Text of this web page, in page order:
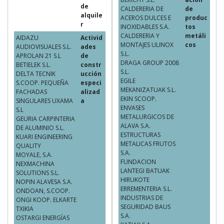
de
alquile
r
AIDAZU
AUDIOVISUALES S.L.
APROLAN 21 S.L
BETIELEK S.L.
DELTA TECNIK
S.COOP. PEQUEÑA
FACHADAS
SINGULARES UXAMA
S.L
GEURIA CARPINTERIA
DE ALUMINIO S.L.
KUARI ENGINEERING
QUALITY
MOYALE, S.A.
NEXMACHINA
SOLUTIONS S.L.
NOPIN ALAVESA S.A.
ONDOAN, S.COOP.
ONGI KOOP. ELKARTE
TXIKIA
OSTARGI ENERGÍAS
Activid
ades
de
constr
ucción
especi
alizad
a
CALDERERIA DE
ACEROS DULCES E
INOXIDABLES S.A.
CALDERERIA Y
MONTAJES ULINOX
S.L.
DRAGA GROUP 2008
S.L.
EGILE
MEKANIZATUAK S.L.
EKIN SCOOP.
ENVASES
METALURGICOS DE
ALAVA S.A.
ESTRUCTURAS
METALICAS FRUTOS
S.A.
FUNDACION
LANTEGI BATUAK
HIRUKOTE
ERREMENTERIA S.L.
INDUSTRIAS DE
SEGURIDAD BAUS
S.A.
de
produc
tos
metáli
cos